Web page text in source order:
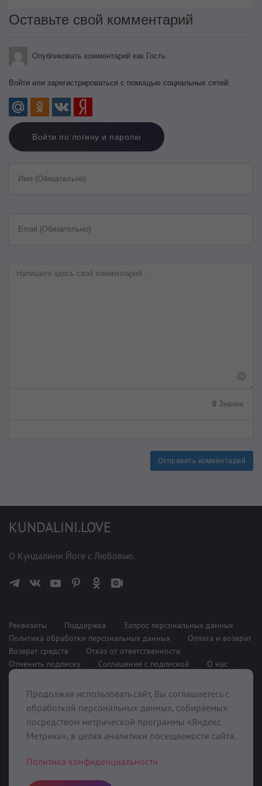
Оставьте свой комментарий
Опубликовать комментарий как Гость.
Войти или зарегистрироваться с помощью социальных сетей:
Войти по логину и паролю
Имя (Обязательно)
Email (Обязательно)
0 Значки
Отправить комментарий
KUNDALINI.LOVE
О Кундалини Йоге с Любовью.
Реквизиты Поддержка
Запрос персональных данных
Политика обработки персональных данных
Оплата и возврат
Возврат средств
Отказ от ответственности
Отменить подписку
Соглашение с подпиской О нас
При поддержке
Продолжая использовать сайт, Вы соглашаетесь с
обработкой персональных данных, собираемых
посредством метрической программы «Яндекс
Метрика», в целях аналитики посещаемости сайта.
Политика конфиденциальности